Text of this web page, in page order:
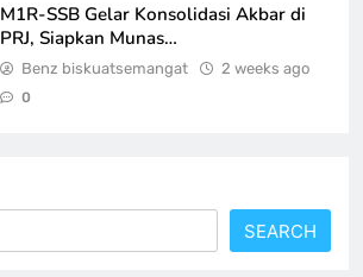
M1R-SSB Gelar Konsolidasi Akbar di
PRJ, Siapkan Munas…
Benz biskuatsemangat 2 weeks ago
0
SEARCH